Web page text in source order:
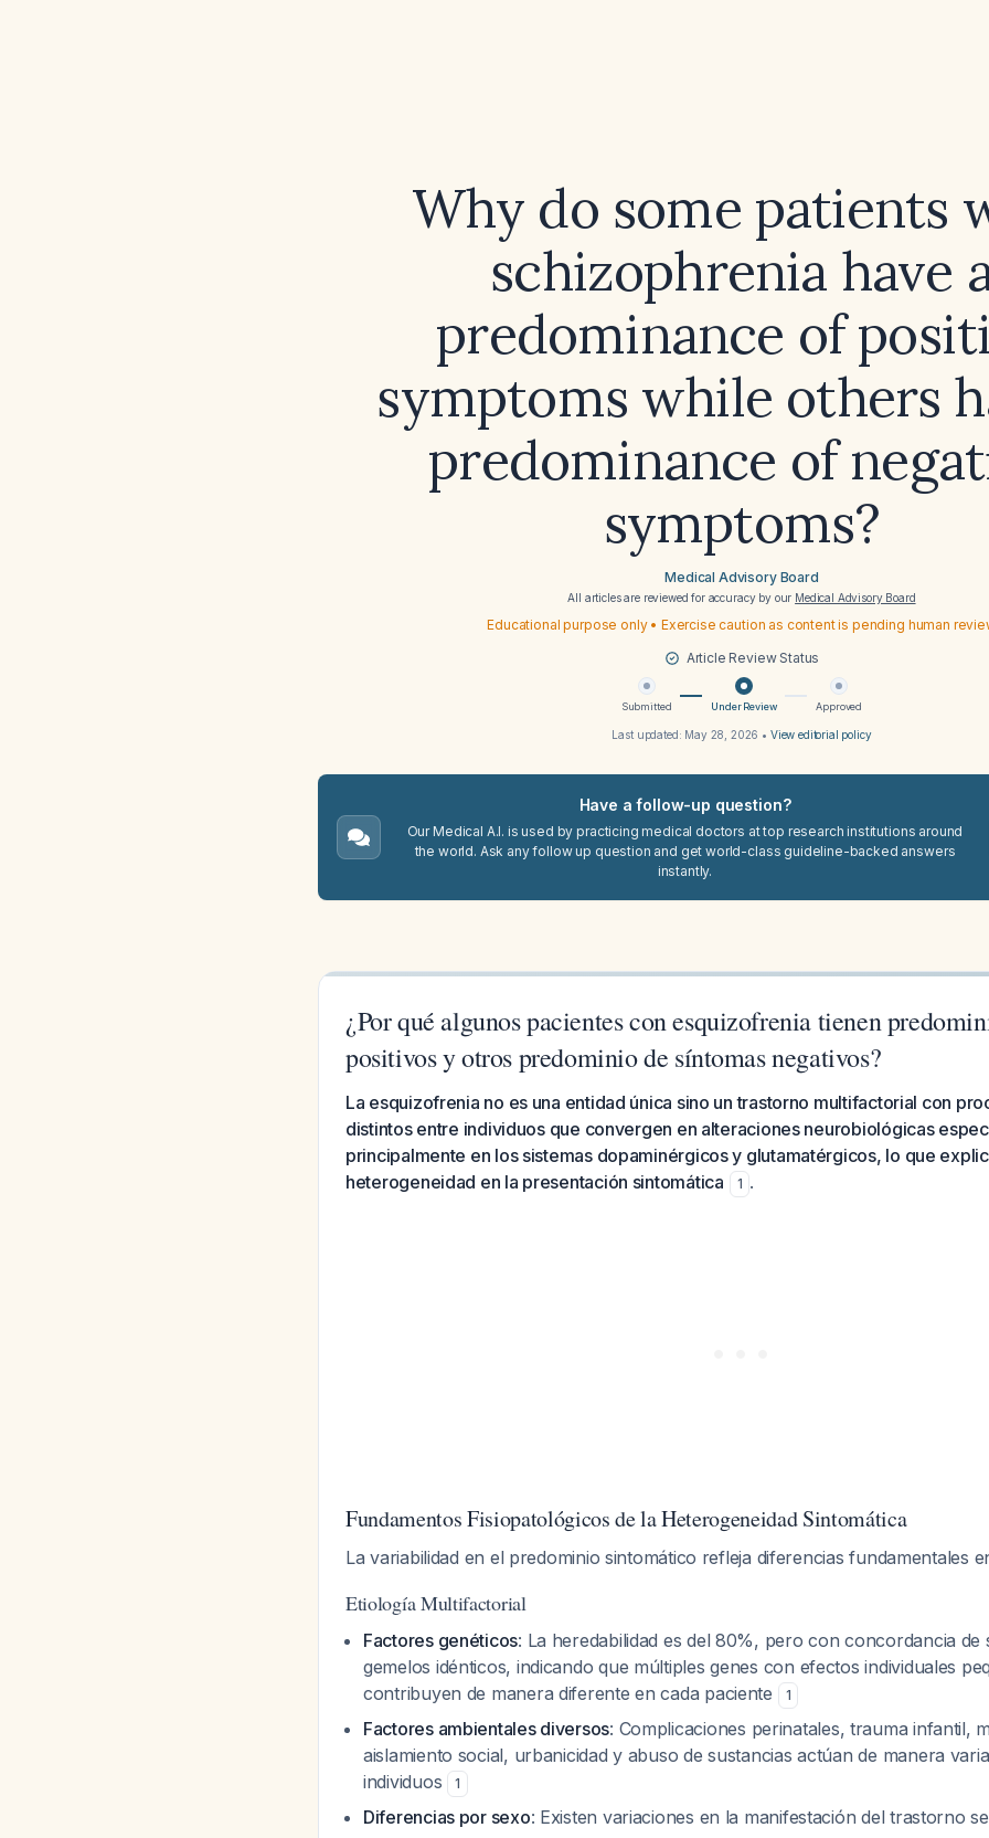
Why do some patients
schizophrenia have
predominance of
symptoms while others
predominance of
symptoms?
Medical Advisory Board
All articles are reviewed for accuracy by our Medical Advisory Board
Educational purpose only • Exercise caution as content is pending human
Article Review Status
Submitted Under Review Approved
Last updated: May 28, 2026 • View editorial policy
Have a follow-up question?
Our Medical A.I. is used by practicing medical doctors at top research institutions around
the world. Ask any follow up question and get world-class guideline-backed answers
instantly.
¿Por qué algunos pacientes con esquizofrenia tienen
positivos y otros predominio de síntomas negativos?
La esquizofrenia no es una entidad única sino un trastorno multifactorial con
distintos entre individuos que convergen en alteraciones neurobiológicas
principalmente en los sistemas dopaminérgicos y glutamatérgicos, lo que
heterogeneidad en la presentación sintomática
1 .
Fundamentos Fisiopatológicos de la Heterogeneidad Sintomática
La variabilidad en el predominio sintomático refleja diferencias fundamentales
Etiología Multifactorial
Factores genéticos: La heredabilidad es del 80%, pero con concordancia
gemelos idénticos, indicando que múltiples genes con efectos individuales
contribuyen de manera diferente en cada paciente
1
Factores ambientales diversos: Complicaciones perinatales, trauma infantil,
aislamiento social, urbanicidad y abuso de sustancias actúan de manera
individuos
1
Diferencias por sexo: Existen variaciones en la manifestación del trastorno